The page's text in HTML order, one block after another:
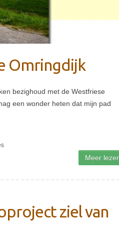
Omringdijk
ziel van